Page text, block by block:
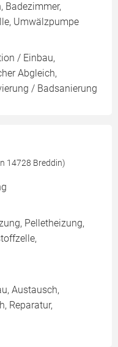
Badezimmer,
Umwälzpumpe
/ Einbau,
Abgleich,
/ Badsanierung
14728 Breddin)
Pelletheizung,
Austausch,
Reparatur,